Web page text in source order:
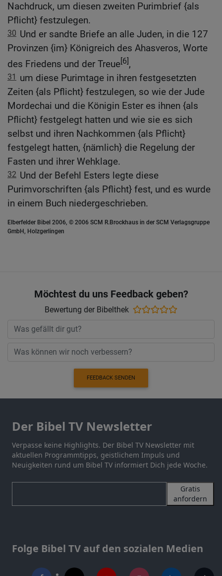
Nachdruck, um diesen zweiten Purimbrief {als
Pflicht} festzulegen.
30 Und er sandte Briefe an alle Juden, in die 127
Provinzen {im} Königreich des Ahasveros, Worte
des Friedens und der Treue[6],
31
um diese Purimtage in ihren festgesetzten
Zeiten {als Pflicht} festzulegen, so wie der Jude
Mordechai und die Königin Ester es ihnen {als
Pflicht} festgelegt hatten und wie sie es sich
selbst und ihren Nachkommen {als Pflicht}
festgelegt hatten, {nämlich} die Regelung der
Fasten und ihrer Wehklage.
32 Und der Befehl Esters legte diese
Purimvorschriften {als Pflicht} fest, und es wurde
in einem Buch niedergeschrieben.
Elberfelder Bibel 2006, © 2006 SCM R.Brockhaus in der SCM Verlagsgruppe
GmbH, Holzgerlingen
Möchtest du uns Feedback geben?
Bewertung der Bibelthek
FEEDBACK SENDEN
Der Bibel TV Newsletter
Verpasse keine Highlights. Der Bibel TV Newsletter mit
aktuellen Programmtipps, geistlichem Impuls und
Neuigkeiten rund um Bibel TV informiert Dich jede Woche.
Gratis
anfordern
Folge Bibel TV auf den sozialen Medien